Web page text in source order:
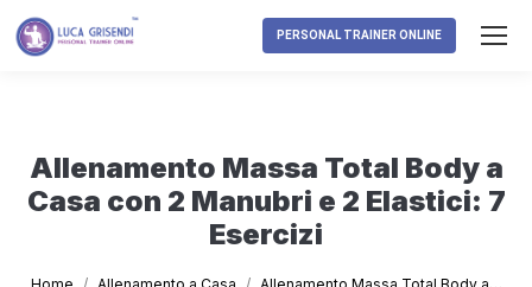
PERSONAL TRAINER ONLINE
Allenamento Massa Total Body a
Casa con 2 Manubri e 2 Elastici: 7
Esercizi